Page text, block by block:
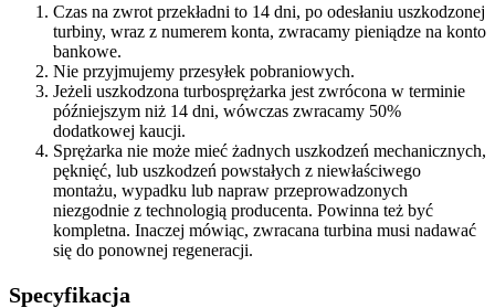
Czas na zwrot przekładni to 14 dni, po odesłaniu uszkodzonej
turbiny, wraz z numerem konta, zwracamy pieniądze na konto
bankowe.
Nie przyjmujemy przesyłek pobraniowych.
Jeżeli uszkodzona turbosprężarka jest zwrócona w terminie
późniejszym niż 14 dni, wówczas zwracamy 50%
dodatkowej kaucji.
Sprężarka nie może mieć żadnych uszkodzeń mechanicznych,
pęknięć, lub uszkodzeń powstałych z niewłaściwego
montażu, wypadku lub napraw przeprowadzonych
niezgodnie z technologią producenta. Powinna też być
kompletna. Inaczej mówiąc, zwracana turbina musi nadawać
się do ponownej regeneracji.
Specyfikacja